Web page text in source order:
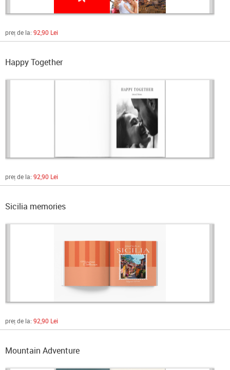
preț de la: 92,90 Lei
Happy Together
preț de la: 92,90 Lei
Sicilia memories
preț de la: 92,90 Lei
Mountain Adventure